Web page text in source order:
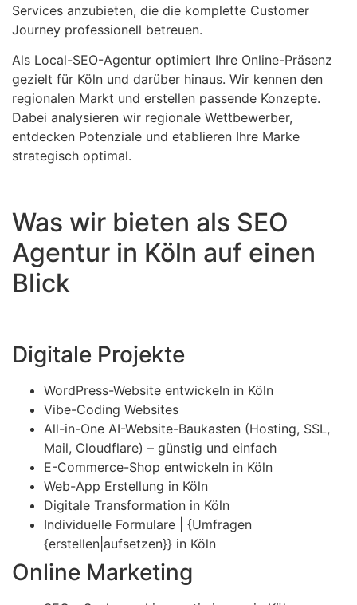
Services anzubieten, die die komplette Customer
Journey professionell betreuen.
Als Local-SEO-Agentur optimiert Ihre Online-Präsenz
gezielt für Köln und darüber hinaus. Wir kennen den
regionalen Markt und erstellen passende Konzepte.
Dabei analysieren wir regionale Wettbewerber,
entdecken Potenziale und etablieren Ihre Marke
strategisch optimal.
Was wir bieten als SEO
Agentur in Köln auf einen
Blick
Digitale Projekte
WordPress-Website entwickeln in Köln
Vibe-Coding Websites
All-in-One AI-Website-Baukasten (Hosting, SSL,
Mail, Cloudflare) – günstig und einfach
E-Commerce-Shop entwickeln in Köln
Web-App Erstellung in Köln
Digitale Transformation in Köln
Individuelle Formulare | {Umfragen
{erstellen|aufsetzen}} in Köln
Online Marketing